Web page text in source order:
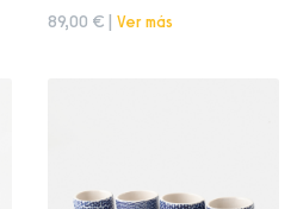
89,00 € | Ver más